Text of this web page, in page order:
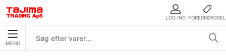
LOG IND FORESPØRGSEL
MENU